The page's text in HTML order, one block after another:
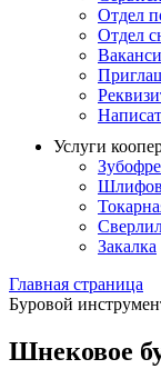
Отдел
Отдел
Услуги
Закалка
Главная страница
Буровой
Шнековое